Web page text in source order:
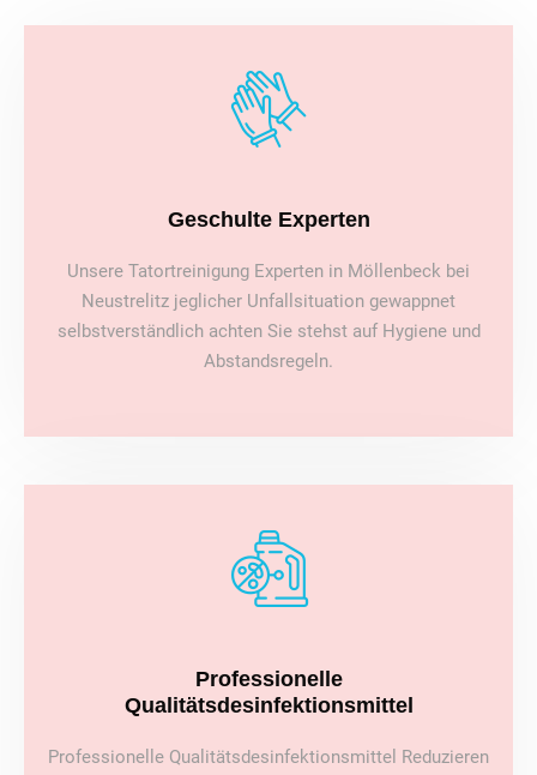
Geschulte Experten
Unsere Tatortreinigung Experten in Möllenbeck bei
Neustrelitz jeglicher Unfallsituation gewappnet
selbstverständlich achten Sie stehst auf Hygiene und
Abstandsregeln.
Professionelle
Qualitätsdesinfektionsmittel
Professionelle Qualitätsdesinfektionsmittel Reduzieren